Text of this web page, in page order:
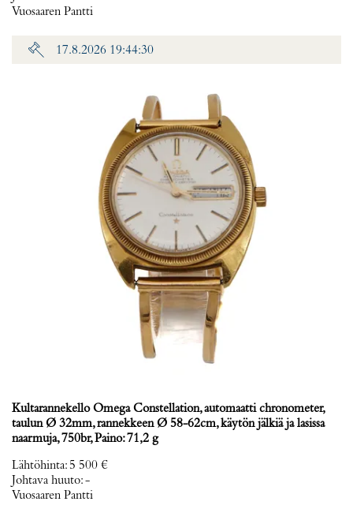
Vuosaaren Pantti
17.8.2026 19:44:30
Kultarannekello Omega Constellation, automaatti chronometer,
taulun Ø 32mm, rannekkeen Ø 58-62cm, käytön jälkiä ja lasissa
naarmuja, 750br, Paino: 71,2 g
Lähtöhinta: 5 500 €
Johtava huuto:-
Vuosaaren Pantti